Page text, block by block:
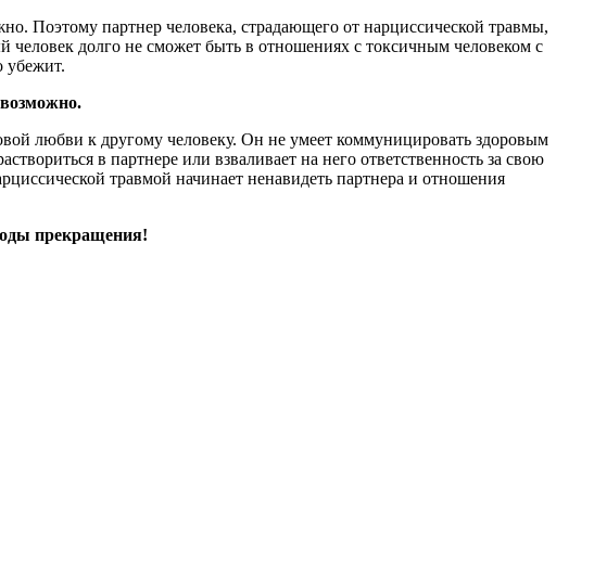
Поэтому партнер человека, страдающего от нарциссической травмы,
долго не сможет быть в отношениях с токсичным человеком с
убежит.
любви к другому человеку. Он не умеет коммуницировать здоровым
в партнере или взваливает на него ответственность за свою
травмой начинает ненавидеть партнера и отношения
прекращения!